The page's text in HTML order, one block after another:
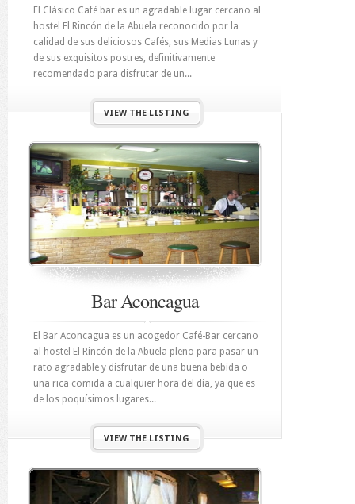
El Clásico Café bar es un agradable lugar cercano al
hostel El Rincón de la Abuela reconocido por la
calidad de sus deliciosos Cafés, sus Medias Lunas y
de sus exquisitos postres, definitivamente
recomendado para disfrutar de un...
VIEW THE LISTING
Bar Aconcagua
El Bar Aconcagua es un acogedor Café-Bar cercano
al hostel El Rincón de la Abuela pleno para pasar un
rato agradable y disfrutar de una buena bebida o
una rica comida a cualquier hora del día, ya que es
de los poquísimos lugares...
VIEW THE LISTING